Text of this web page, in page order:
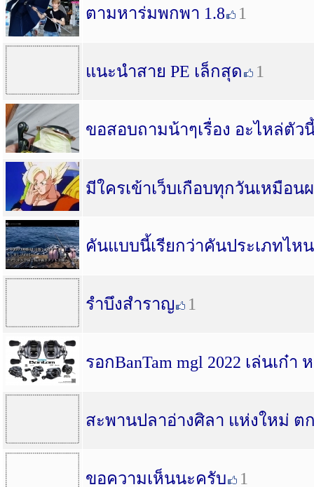
ตามหาร่มพกพา 1.8 1
แนะนำสาย PE เล็กสุด 1
ขอสอบถามน้าๆเรื่อง อะไหล่ตัว
มีใครเข้าเว็บเกือบทุกวันเหมือน
คันแบบนี้เรียกว่าคันประเภทไห
รำบึงสำราญ 1
รอกBanTam mgl 2022 เล่นเก๋า
สะพานปลาอ่างศิลา แห่งใหม่ ต
ขอความเห็นนะครับ 1